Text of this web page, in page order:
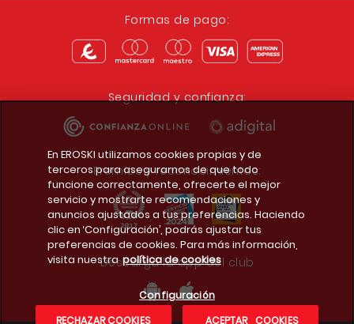
Formas de pago:
Seguridad y confianza:
Premios y reconocimientos:
Descarga la app del club
En EROSKI utilizamos cookies propias y de
terceros para asegurarnos de que todo
funcione correctamente, ofrecerte el mejor
servicio y mostrarte recomendaciones y
anuncios ajustados a tus preferencias. Haciendo
clic en ‘Configuración’, podrás ajustar tus
preferencias de cookies. Para más información,
visita nuestra política de cookies
Configuración
RECHAZAR COOKIES
ACEPTAR COOKIES